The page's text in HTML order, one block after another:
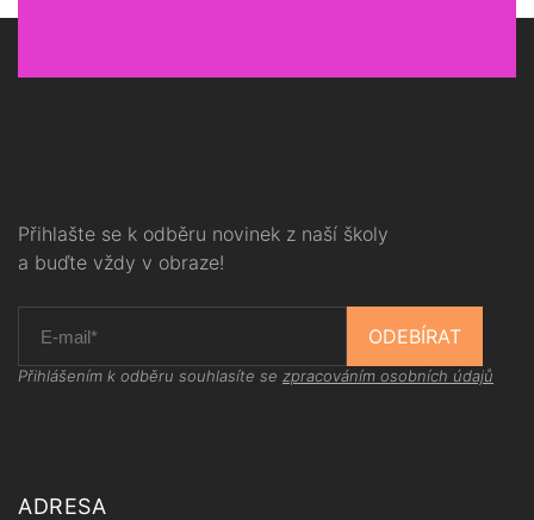
Přihlašte se k odběru novinek z naší školy
a buďte vždy v obraze!
ODEBÍRAT
Přihlášením k odběru souhlasíte se zpracováním osobních údajů
ADRESA